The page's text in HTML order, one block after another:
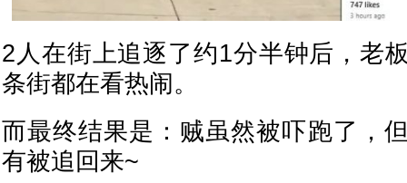
2人在街上追逐了约1分半钟后，老
条街都在看热闹。
而最终结果是：贼虽然被吓跑了，
有被追回来~